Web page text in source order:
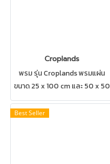
Croplands
พรม รุ่น Croplands พรมแผ่น
ขนาด 25 x 100 cm และ 50 x 50
cm เป็นพรมแบบEcoSoft
สามารถปูได้ทุกสถานที่ เช่น บ้าน
Best Seller